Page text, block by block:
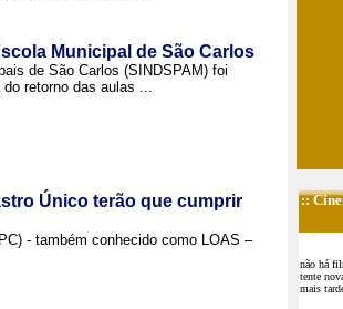
Municipal de São Carlos
de São Carlos (SINDSPAM) foi
retorno das aulas ...
Único terão que cumprir
- também conhecido como LOAS –
::
não há
tente
mais